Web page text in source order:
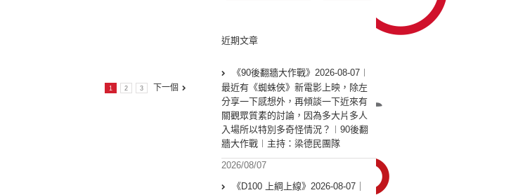
1 2 3 下一個
近期文章
《90後翻牆大作戰》2026-08-07︱
最近有《蜘蛛俠》新電影上映，除左
分享一下感想外，再傾談一下近來有
關觀眾質素的討論，因為多大片多人
入場所以特別多奇怪情況？︱90後翻
牆大作戰︱主持：梁德民團隊
2026/08/07
《D100 上綱上線》2026-08-07｜